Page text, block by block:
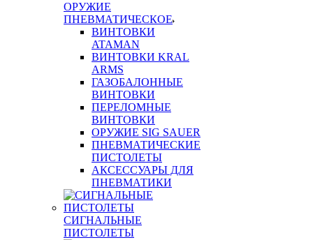
ОРУЖИЕ
ПНЕВМАТИЧЕСКОЕ
ВИНТОВКИ
ATAMAN
ВИНТОВКИ KRAL
ARMS
ГАЗОБАЛОННЫЕ
ВИНТОВКИ
ПЕРЕЛОМНЫЕ
ВИНТОВКИ
ОРУЖИЕ SIG SAUER
ПНЕВМАТИЧЕСКИЕ
ПИСТОЛЕТЫ
АКСЕССУАРЫ ДЛЯ
ПНЕВМАТИКИ
СИГНАЛЬНЫЕ
ПИСТОЛЕТЫ